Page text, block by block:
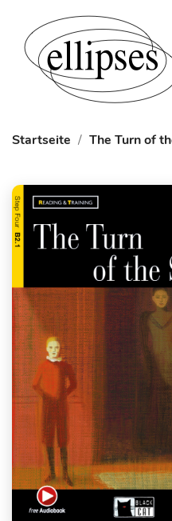
Startseite The Turn of